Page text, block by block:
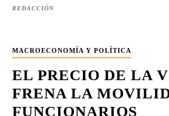
REDACCIÓN
MACROECONOMÍA Y POLÍTICA
EL PRECIO DE LA
FRENA LA
FUNCIONARIOS